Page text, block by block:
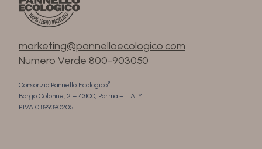
marketing@pannelloecologico.com
Numero Verde 800-903050
Consorzio Pannello Ecologico®
Borgo Colonne, 2 – 43100, Parma – ITALY
P.IVA 01899390205